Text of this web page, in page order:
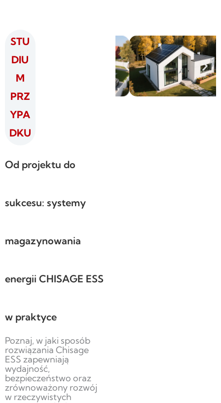
STU
DIU
M
PRZ
YPA
DKU
Od projektu do
sukcesu: systemy
magazynowania
energii CHISAGE ESS
w praktyce
Poznaj, w jaki sposób
rozwiązania Chisage
ESS zapewniają
wydajność,
bezpieczeństwo oraz
zrównoważony rozwój
w rzeczywistych